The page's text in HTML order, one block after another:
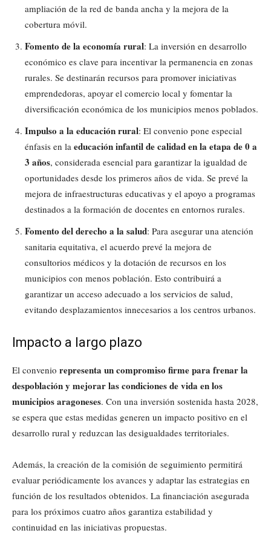
ampliación de la red de banda ancha y la mejora de la
cobertura móvil.
Fomento de la economía rural: La inversión en desarrollo
económico es clave para incentivar la permanencia en zonas
rurales. Se destinarán recursos para promover iniciativas
emprendedoras, apoyar el comercio local y fomentar la
diversificación económica de los municipios menos poblados.
Impulso a la educación rural: El convenio pone especial
énfasis en la educación infantil de calidad en la etapa de 0 a
3 años, considerada esencial para garantizar la igualdad de
oportunidades desde los primeros años de vida. Se prevé la
mejora de infraestructuras educativas y el apoyo a programas
destinados a la formación de docentes en entornos rurales.
Fomento del derecho a la salud: Para asegurar una atención
sanitaria equitativa, el acuerdo prevé la mejora de
consultorios médicos y la dotación de recursos en los
municipios con menos población. Esto contribuirá a
garantizar un acceso adecuado a los servicios de salud,
evitando desplazamientos innecesarios a los centros urbanos.
Impacto a largo plazo
El convenio representa un compromiso firme para frenar la
despoblación y mejorar las condiciones de vida en los
municipios aragoneses. Con una inversión sostenida hasta 2028,
se espera que estas medidas generen un impacto positivo en el
desarrollo rural y reduzcan las desigualdades territoriales.
Además, la creación de la comisión de seguimiento permitirá
evaluar periódicamente los avances y adaptar las estrategias en
función de los resultados obtenidos. La financiación asegurada
para los próximos cuatro años garantiza estabilidad y
continuidad en las iniciativas propuestas.